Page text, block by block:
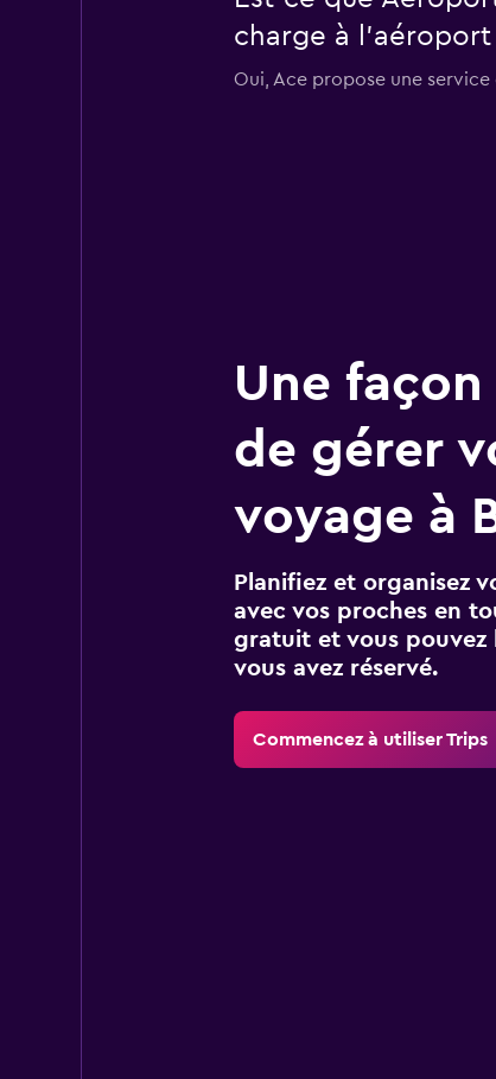
charge à l’aéroport
Oui, Ace propose une
Une
de gérer
voyage à
Planifiez et organisez
avec vos proches en
gratuit et vous pouvez
vous avez réservé.
Commencez à utiliser Trips